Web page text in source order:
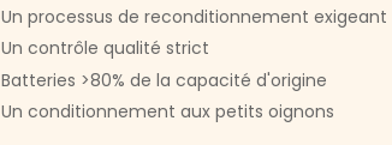
Un processus de reconditionnement exigeant
Un contrôle qualité strict
Batteries >80% de la capacité d'origine
Un conditionnement aux petits oignons